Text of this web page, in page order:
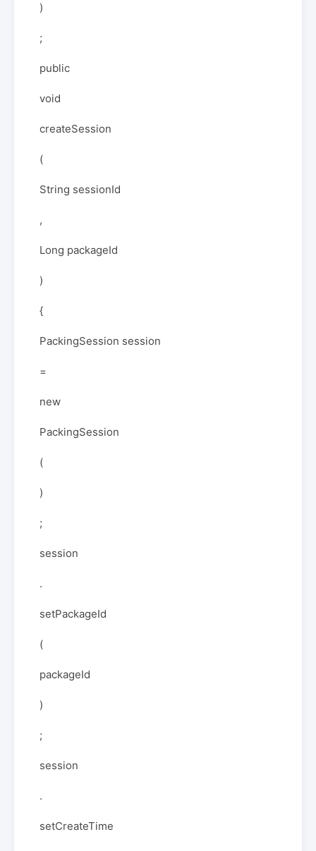
)
;
public
void
createSession
(
String sessionId
,
Long packageId
)
{
PackingSession session
=
new
PackingSession
(
)
;
session
.
setPackageId
(
packageId
)
;
session
.
setCreateTime